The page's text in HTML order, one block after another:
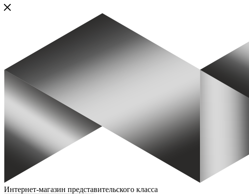
Интернет-магазин представительского класса